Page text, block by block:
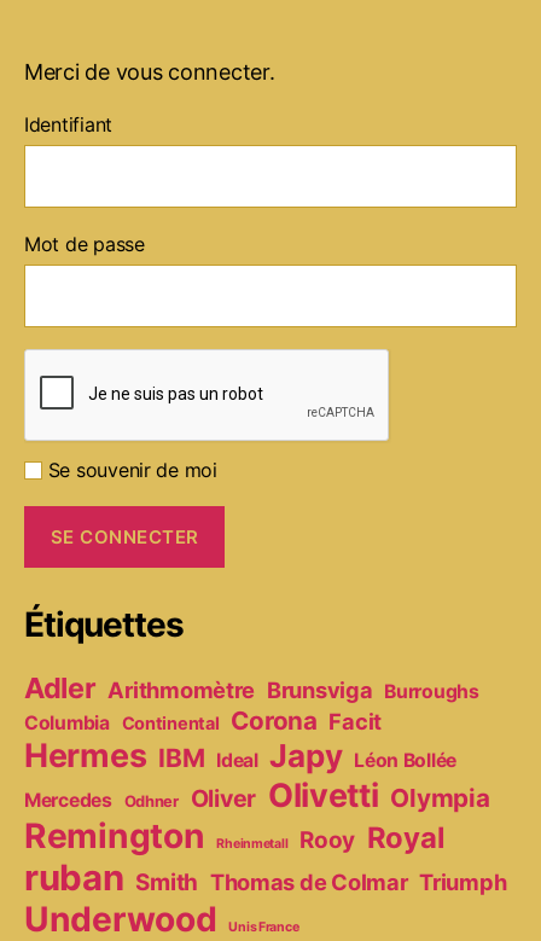
Merci de vous connecter.
Identifiant
Mot de passe
Se souvenir de moi
Étiquettes
Adler Arithmomètre Brunsviga Burroughs
Columbia Continental Corona Facit
Hermes IBM Ideal Japy Léon Bollée
Mercedes
Odhner Oliver Olivetti Olympia
Remington Rheinmetall Rooy Royal
ruban Smith Thomas de Colmar Triumph
Underwood Unis France